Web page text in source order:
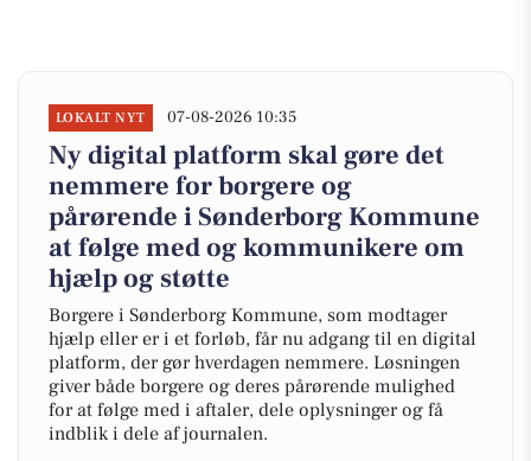
LOKALT NYT 07-08-2026 10:35
Ny digital platform skal gøre det
nemmere for borgere og
pårørende i Sønderborg Kommune
at følge med og kommunikere om
hjælp og støtte
Borgere i Sønderborg Kommune, som modtager
hjælp eller er i et forløb, får nu adgang til en digital
platform, der gør hverdagen nemmere. Løsningen
giver både borgere og deres pårørende mulighed
for at følge med i aftaler, dele oplysninger og få
indblik i dele af journalen.